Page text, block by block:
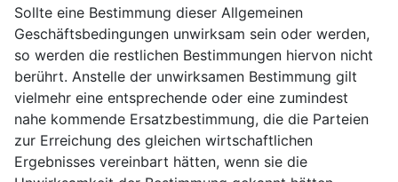
Sollte eine Bestimmung dieser Allgemeinen
Geschäftsbedingungen unwirksam sein oder werden,
so werden die restlichen Bestimmungen hiervon nicht
berührt. Anstelle der unwirksamen Bestimmung gilt
vielmehr eine entsprechende oder eine zumindest
nahe kommende Ersatzbestimmung, die die Parteien
zur Erreichung des gleichen wirtschaftlichen
Ergebnisses vereinbart hätten, wenn sie die